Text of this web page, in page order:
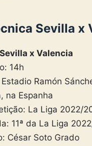
Sevilla x
Sevilla x Valencia
14h
Ramón
na Espanha
La Liga 2022/
11ª da La Liga
César Soto Grado